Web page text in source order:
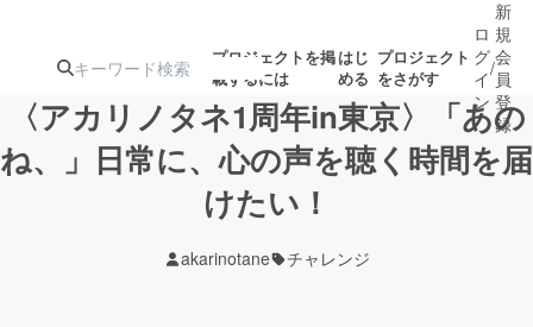
プロジェクトを掲
載するには
はじ
める
プロジェクト
をさがす
注目の新着プロ
ジェクト
募集終了が近いプ
ロ
グ
イ
ン
/
新
規
会
員
登
録
〈アカリノタネ1周年in東京〉「あの
ね、」日常に、心の声を聴く時間を届
けたい！
akarinotane チャレンジ